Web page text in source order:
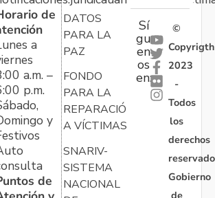
de
a
a.m. –
p.m.
y
de
DATOS
PARA LA
PAZ
FONDO
PARA LA
REPARACIÓN
A VÍCTIMAS
SNARIV-
SISTEMA
NACIONAL
Sí
gu
en
os
en:
©
Copyrigth
2023
-
Todos
los
derechos
Gobierno
de